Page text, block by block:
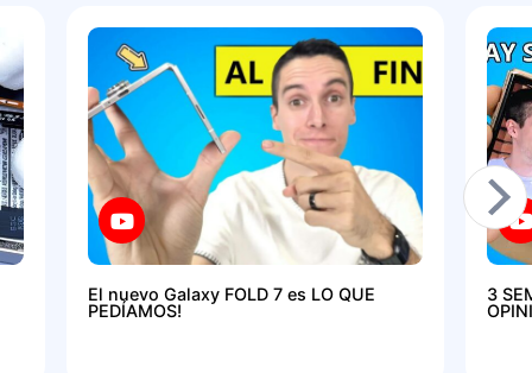
El nuevo Galaxy FOLD 7 es LO QUE
PEDÍAMOS!
3